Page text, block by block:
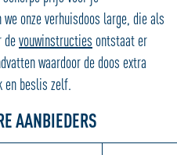
onze verhuisdoos large, die als
devouwinstructies ontstaat er
waardoor de doos extra
en beslis zelf.
AANBIEDERS